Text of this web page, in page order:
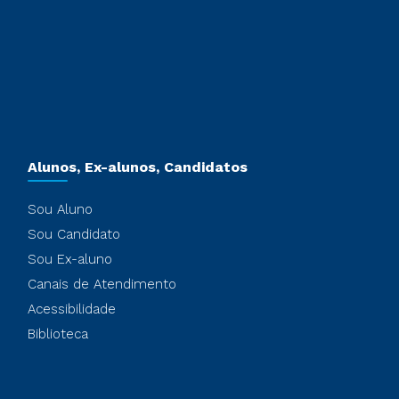
Alunos, Ex-alunos, Candidatos
Sou Aluno
Sou Candidato
Sou Ex-aluno
Canais de Atendimento
Acessibilidade
Biblioteca